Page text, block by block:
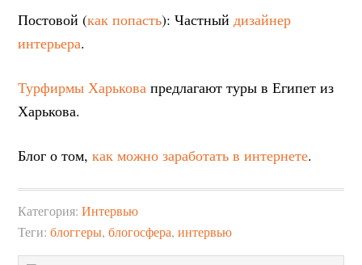
Постовой (как попасть): Частныйдизайнер
интерьера.
Турфирмы Харькова предлагают туры в Египет из
Харькова.
Блог о том,как можно заработать в интернете.
Категория:Интервью
Теги:блоггеры,блогосфера,интервью